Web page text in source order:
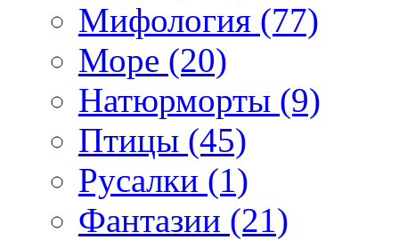
Мифология (77)
Море (20)
Натюрморты (9)
Птицы (45)
Русалки (1)
Фантазии (21)